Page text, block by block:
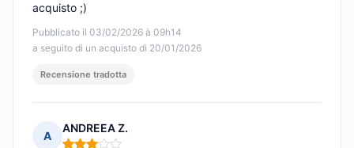
Pubblicato il 03/02/2026 à 09h14
a seguito di un acquisto di 20/01/2026
acquisto ;)
Recensione tradotta
A
ANDREEA Z.